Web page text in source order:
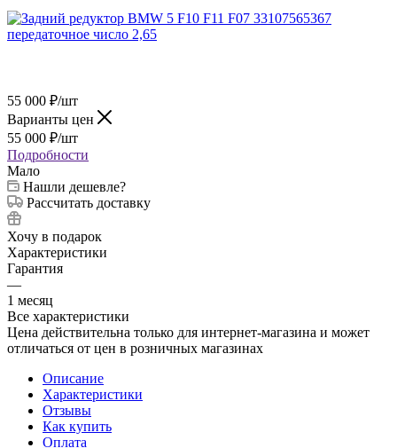
55 000 ₽/шт
Варианты цен
55 000 ₽/шт
Подробности
Мало
Нашли дешевле?
Рассчитать доставку
Хочу в подарок
Характеристики
Гарантия
—
1 месяц
Все характеристики
Цена действительна только для интернет-магазина и может
отличаться от цен в розничных магазинах
Описание
Характеристики
Отзывы
Как купить
Оплата